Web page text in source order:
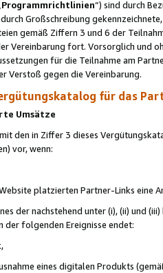
Programmrichtlinien“) sind durch
Großschreibung
gemäß Ziffern 3 und 6 der
Vereinbarung fort. Vorsorglich und
für die Teilnahme am
Verstoß gegen die Vereinbarung.
für das
Umsätze
den in Ziffer 3 dieses
vor, wenn:
platzierten Partner-Links eine
der nachstehend unter (i), (ii) und
der folgenden Ereignisse endet:
eines digitalen Produkts